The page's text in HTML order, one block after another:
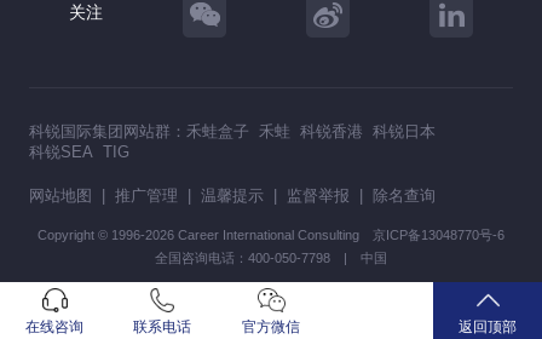
关注
科锐国际集团网站群： 禾蛙盒子 禾蛙 科锐香港 科锐日本
科锐SEA TIG
网站地图 推广管理 温馨提示 监督举报 除名查询
Copyright © 1996-2026 Career International Consulting 京ICP备13048770号-6
全国咨询电话：400-050-7798 | 中国
在线咨询 联系电话 官方微信 返回顶部